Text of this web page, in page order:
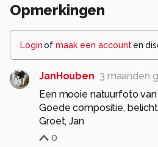
Opmerkingen
Loginof maak een account en
JanHouben 3 maanden
Een mooie natuurfoto
Goede compositie,
Groet, Jan
0